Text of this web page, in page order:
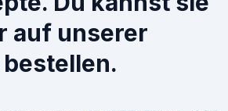
auf unserer